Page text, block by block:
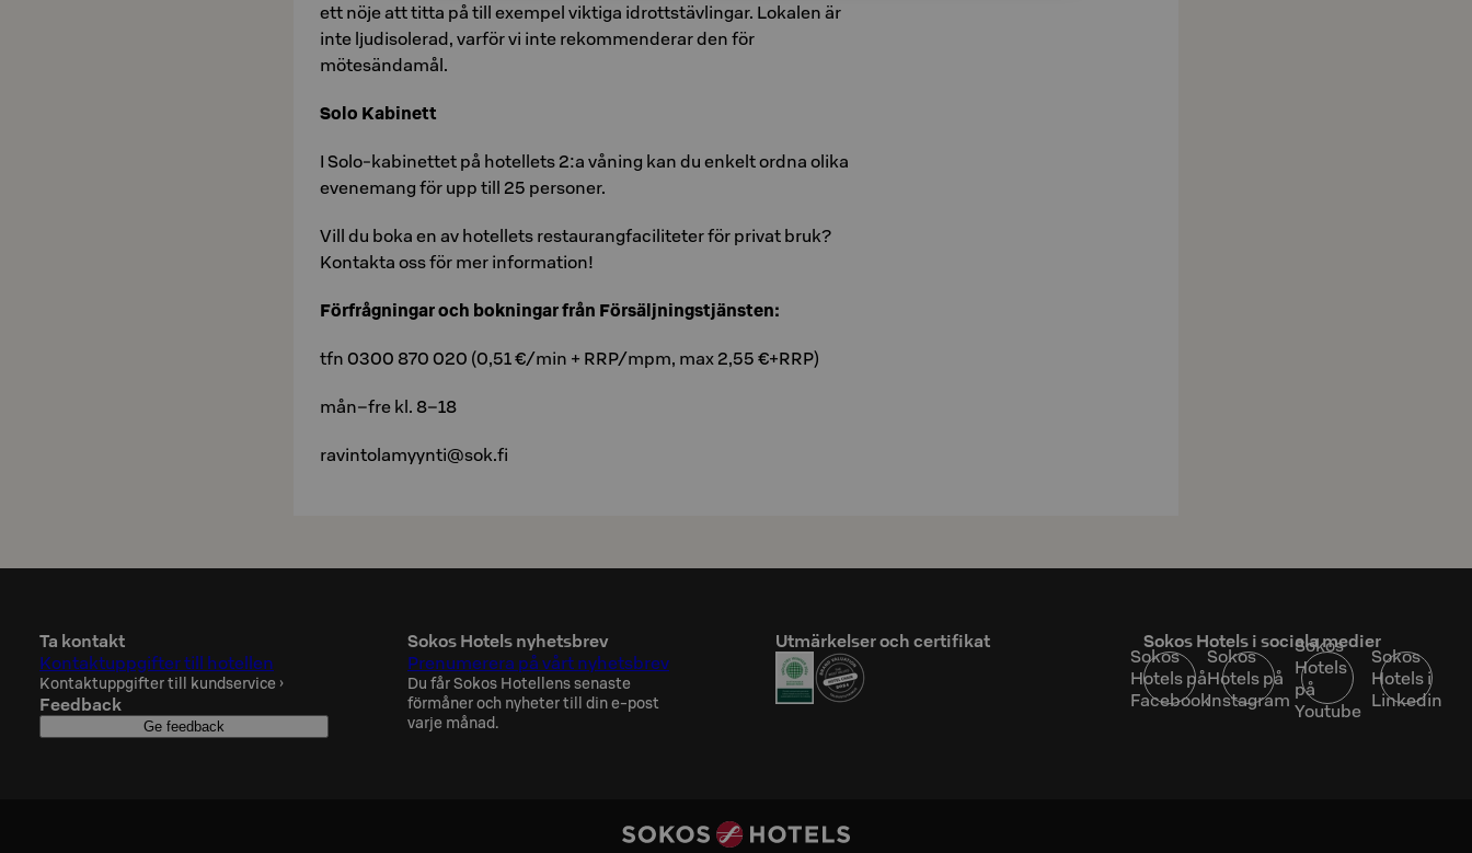
ett nöje att titta på till exempel viktiga idrottstävlingar. Lokalen är
inte ljudisolerad, varför vi inte rekommenderar den för
mötesändamål.
Solo Kabinett
I Solo-kabinettet på hotellets 2:a våning kan du enkelt ordna olika
evenemang för upp till 25 personer.
Vill du boka en av hotellets restaurangfaciliteter för privat bruk?
Kontakta oss för mer information!
Förfrågningar och bokningar från Försäljningstjänsten:
tfn 0300 870 020 (0,51 €/min + RRP/mpm, max 2,55 €+RRP)
mån–fre kl. 8–18
ravintolamyynti@sok.fi
Ta kontakt
Kontaktuppgifter till hotellen
Kontaktuppgifter till kundservice ›
Feedback
Ge feedback
Sokos Hotels nyhetsbrev
Prenumerera på vårt nyhetsbrev
Du får Sokos Hotellens senaste
förmåner och nyheter till din e-post
varje månad.
Utmärkelser och certifikat Sokos Hotels i sociala medier
Sokos
Hotels på
Facebook
Sokos
Hotels på
Instagram
Sokos
Hotels
på
Youtube
Sokos
Hotels i
Linkedin